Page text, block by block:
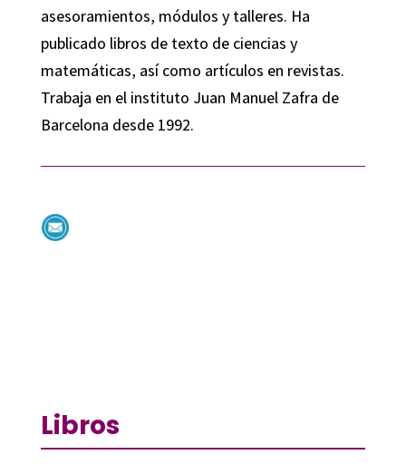
asesoramientos, módulos y talleres. Ha
publicado libros de texto de ciencias y
matemáticas, así como artículos en revistas.
Trabaja en el instituto Juan Manuel Zafra de
Barcelona desde 1992.
Libros